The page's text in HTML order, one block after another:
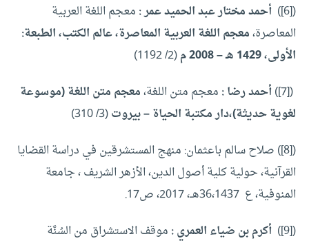
([6])
أحمد مختار عبد الحميد عمر : معجم اللغة العربية
المعاصرة،معجم اللغة العربية المعاصرة، عالم الكتب، الطبعة:
الأولى، 1429 هـ – 2008 م
(2/ 1192)
([7])
أحمد رضا : معجم متن اللغة،معجم متن اللغة (موسوعة
لغوية حديثة)،دار مكتبة الحياة – بيروت(3/ 310)
([8]) صلاح سالم باعثمان: منهج المستشرقين في دراسة القضايا
القرآنية، حولية كلية أصول الدين، الأزهر الشريف ، جامعة
المنوفية، ع 36،1437هــ، 2017، ص17.
([9])
أكرم بن ضياء العمري : موقف الاستشراق من السُنَّة